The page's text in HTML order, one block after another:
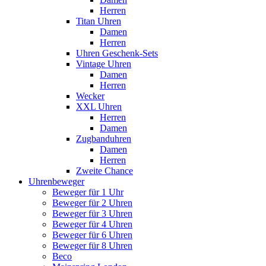
Herren
Titan Uhren
Damen
Herren
Uhren Geschenk-Sets
Vintage Uhren
Damen
Herren
Wecker
XXL Uhren
Herren
Damen
Zugbanduhren
Damen
Herren
Zweite Chance
Uhrenbeweger
Beweger für 1 Uhr
Beweger für 2 Uhren
Beweger für 3 Uhren
Beweger für 4 Uhren
Beweger für 6 Uhren
Beweger für 8 Uhren
Beco